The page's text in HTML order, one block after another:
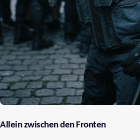
Allein zwischen den Fronten